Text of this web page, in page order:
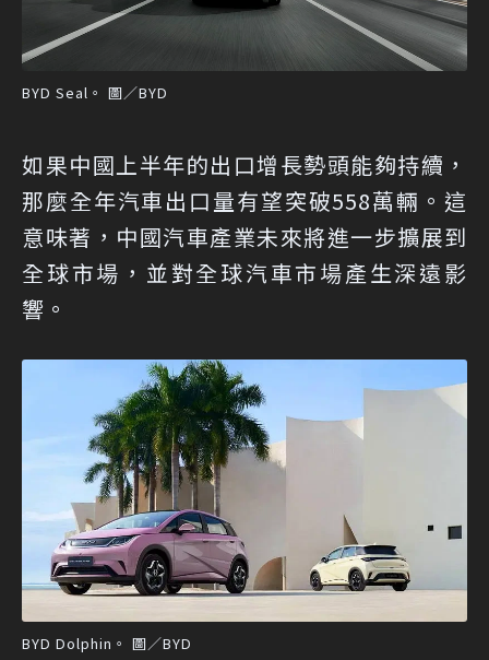
BYD Seal。 圖／BYD
如果中國上半年的出口增長勢頭能夠持續，
那麼全年汽車出口量有望突破558萬輛。這
意味著，中國汽車產業未來將進一步擴展到
全球市場，並對全球汽車市場產生深遠影
響。
BYD Dolphin。 圖／BYD